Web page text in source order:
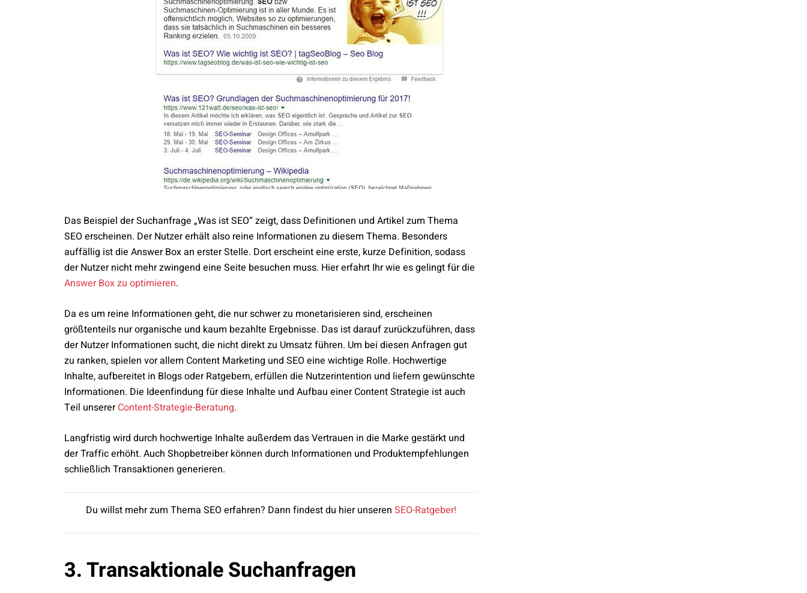
Das Beispiel der Suchanfrage „Was ist SEO“ zeigt, dass Definitionen und Artikel zum Thema
SEO erscheinen. Der Nutzer erhält also reine Informationen zu diesem Thema. Besonders
auffällig ist die Answer Box an erster Stelle. Dort erscheint eine erste, kurze Definition, sodass
der Nutzer nicht mehr zwingend eine Seite besuchen muss. Hier erfahrt Ihr wie es gelingt für die
Answer Box zu optimieren.
Da es um reine Informationen geht, die nur schwer zu monetarisieren sind, erscheinen
größtenteils nur organische und kaum bezahlte Ergebnisse. Das ist darauf zurückzuführen, dass
der Nutzer Informationen sucht, die nicht direkt zu Umsatz führen. Um bei diesen Anfragen gut
zu ranken, spielen vor allem Content Marketing und SEO eine wichtige Rolle. Hochwertige
Inhalte, aufbereitet in Blogs oder Ratgebern, erfüllen die Nutzerintention und liefern gewünschte
Informationen. Die Ideenfindung für diese Inhalte und Aufbau einer Content Strategie ist auch
Teil unsererContent-Strategie-Beratung.
Langfristig wird durch hochwertige Inhalte außerdem das Vertrauen in die Marke gestärkt und
der Traffic erhöht. Auch Shopbetreiber können durch Informationen und Produktempfehlungen
schließlich Transaktionen generieren.
Du willst mehr zum Thema SEO erfahren? Dann findest du hier unseren SEO-Ratgeber!
3. Transaktionale Suchanfragen